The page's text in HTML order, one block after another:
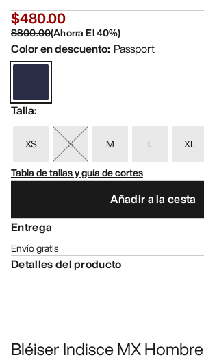
$480.00
$800.00(Ahorra El40%)
Color en descuento: Passport
Talla:
XS S M L
XL
Tabla de tallas y guía de cortes
Añadir a la cesta
Entrega
Envío gratis
Detalles del producto
Bléiser Indisce MX Hombre